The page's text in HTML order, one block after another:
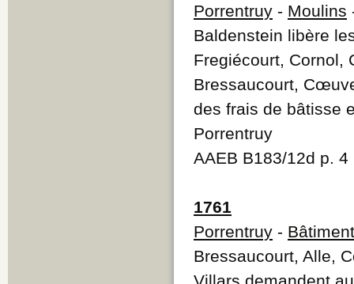
Porrentruy - Moulins
Baldenstein libère
Fregiécourt, Cornol,
Bressaucourt,
des frais de bâtisse
Porrentruy
AAEB B183/12d p. 4
1761
Porrentruy -
Bressaucourt, Alle,
Villars demandent